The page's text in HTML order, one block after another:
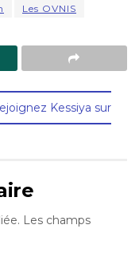
Les OVNIS
Kessiya sur
Les champs